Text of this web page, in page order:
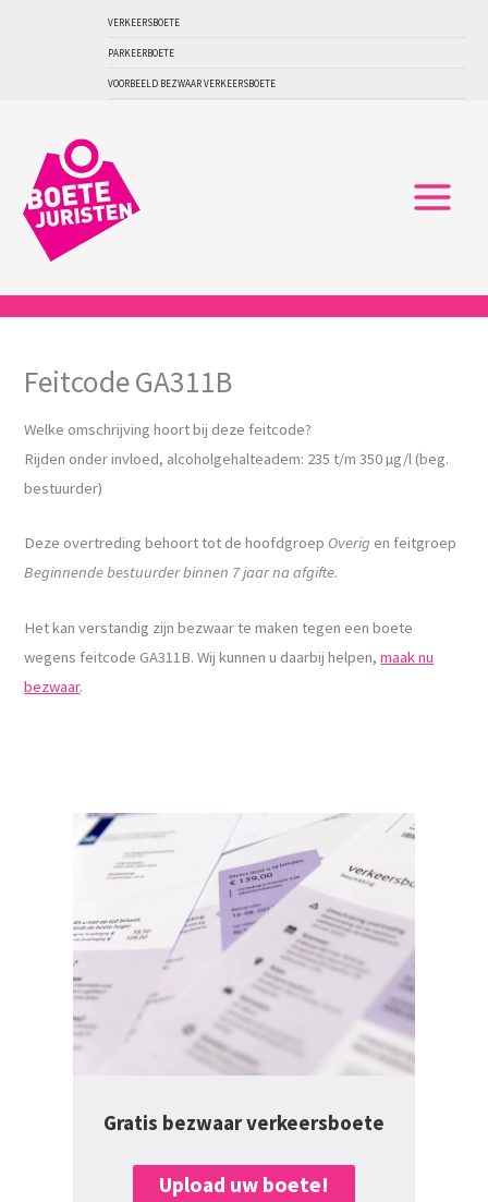
VERKEERSBOETE
PARKEERBOETE
VOORBEELD BEZWAAR VERKEERSBOETE
Feitcode GA311B
Welke omschrijving hoort bij deze feitcode?
Rijden onder invloed, alcoholgehalteadem: 235 t/m 350 µg/l (beg.
bestuurder)
Deze overtreding behoort tot de hoofdgroep Overig en feitgroep
Beginnende bestuurder binnen 7 jaar na afgifte.
Het kan verstandig zijn bezwaar te maken tegen een boete
wegens feitcode GA311B. Wij kunnen u daarbij helpen,maak nu
bezwaar.
Gratis bezwaar verkeersboete
Upload uw boete!